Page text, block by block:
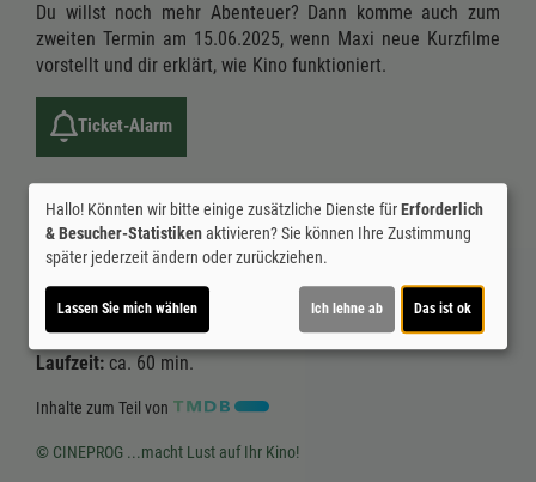
Du willst noch mehr Abenteuer? Dann komme auch zum
zweiten Termin am 15.06.2025, wenn Maxi neue Kurzfilme
vorstellt und dir erklärt, wie Kino funktioniert.
Ticket-Alarm
Altersfreigabe:
Laufzeit: ca. 60 min.
Inhalte zum Teil von
© CINEPROG ...macht Lust auf Ihr Kino!
Hallo! Könnten wir bitte einige zusätzliche Dienste fürErforderlich
& Besucher-Statistikenaktivieren? Sie können Ihre Zustimmung
später jederzeit ändern oder zurückziehen.
Lassen Sie mich wählen Ich lehne ab Das ist ok